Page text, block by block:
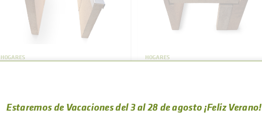
HOGARES
ETNA 5T ETNA 7T ETNA 7T E3 ETNA 7T E
HOGARES
LIS 5T
Estaremos de Vacaciones del 3 al 28 de agosto ¡Feliz Verano!